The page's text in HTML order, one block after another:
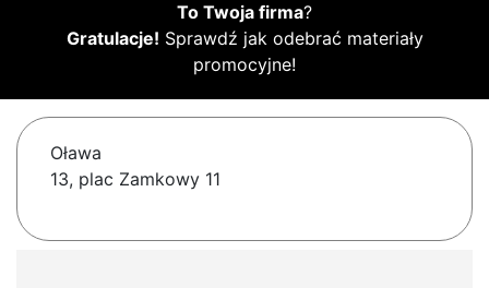
To Twoja firma?
Gratulacje! Sprawdź jak odebrać materiały
promocyjne!
Oława
13, plac Zamkowy 11